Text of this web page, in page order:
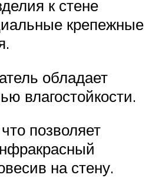
к стене
крепежные
обладает
влагостойкости.
позволяет
на стену.